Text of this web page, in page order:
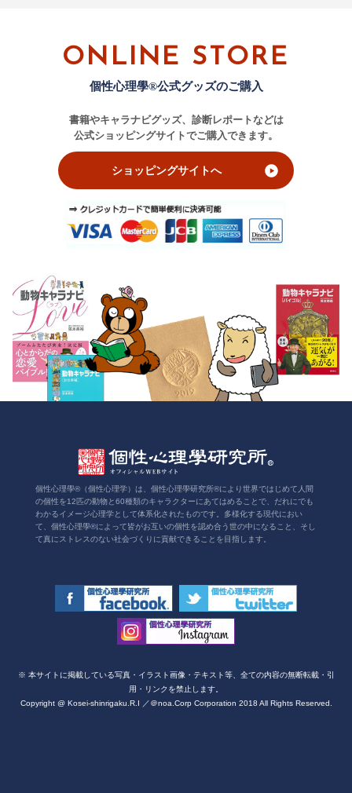
ONLINE STORE
個性心理學®公式グッズのご購入
書籍やキャラナビグッズ、診断レポートなどは
公式ショッピングサイトでご購入できます。
ショッピングサイトへ
個性心理學®（個性心理学）は、個性心理學研究所®により世界ではじめて人間
の個性を12匹の動物と60種類のキャラクターにあてはめることで、だれにでも
わかるイメージ心理学として体系化されたものです。多様化する現代におい
て、個性心理學®によって皆がお互いの個性を認め合う世の中になること、そし
て真にストレスのない社会づくりに貢献できることを目指します。
※ 本サイトに掲載している写真・イラスト画像・テキスト等、全ての内容の無断転載・引
用・リンクを禁止します。
Copyright @ Kosei-shinrigaku.R.I ／＠noa.Corp Corporation 2018 All Rights Reserved.